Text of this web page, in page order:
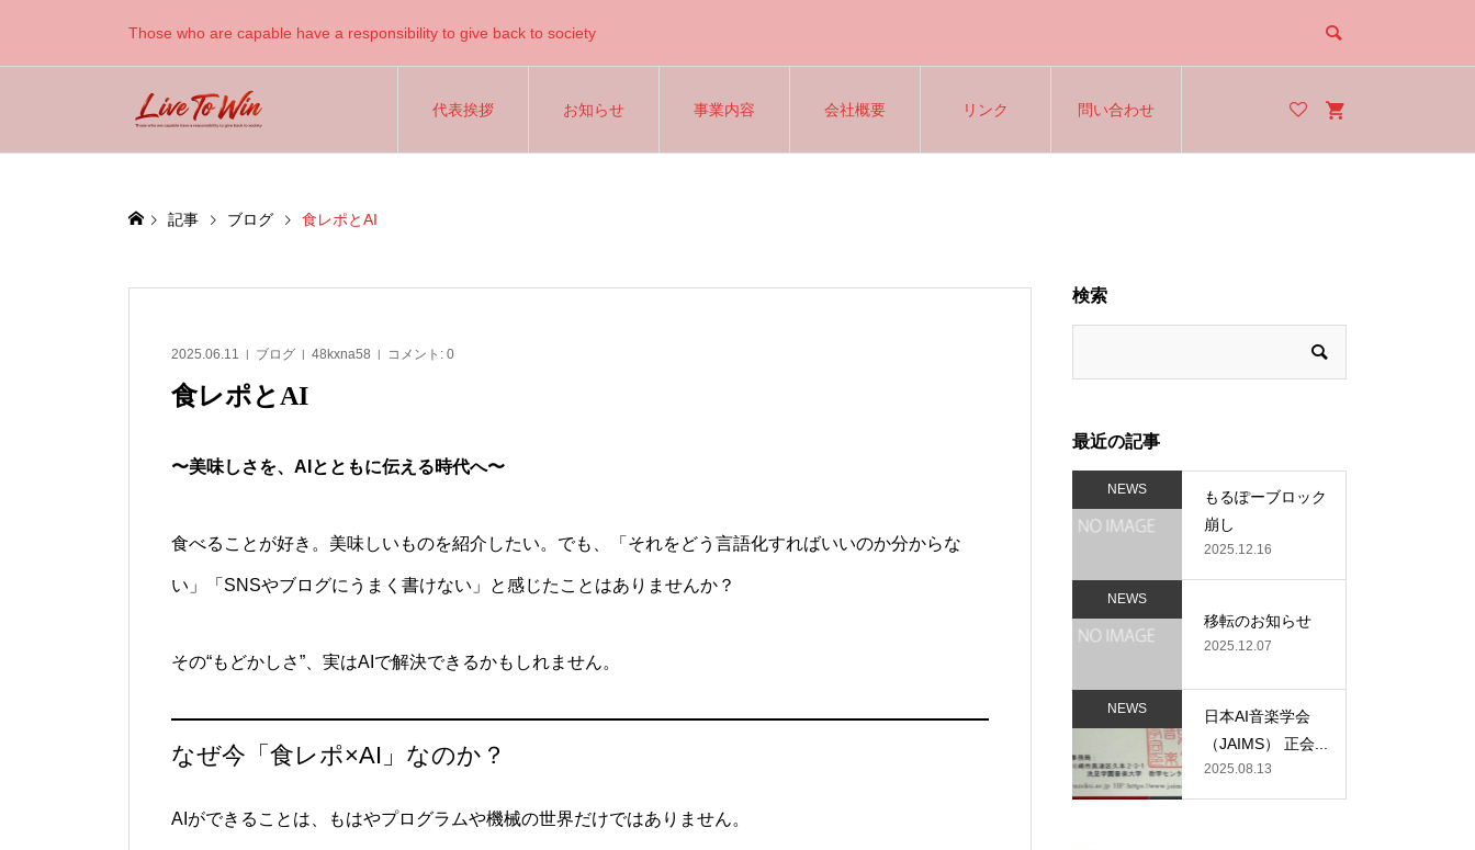
Those who are capable have a responsibility to give back to society
代表挨拶 お知らせ 事業内容 会社概要 リンク 問い合わせ
記事 ブログ 食レポとAI
2025.06.11 ブログ 48kxna58 コメント: 0
食レポとAI
〜美味しさを、AIとともに伝える時代へ〜
食べることが好き。美味しいものを紹介したい。でも、「それをどう言語化すればいいのか分からな
い」「SNSやブログにうまく書けない」と感じたことはありませんか？
その“もどかしさ”、実はAIで解決できるかもしれません。
なぜ今「食レポ×AI」なのか？
AIができることは、もはやプログラムや機械の世界だけではありません。
検索
最近の記事
もるぽーブロック
崩し
2025.12.16
NEWS
移転のお知らせ
2025.12.07
NEWS
日本AI音楽学会
（JAIMS） 正会...
2025.08.13
NEWS